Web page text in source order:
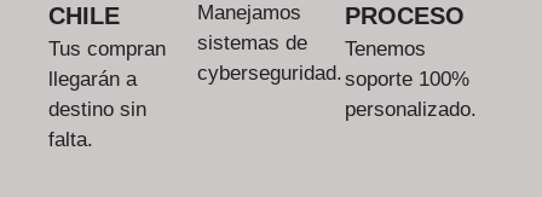
CHILE
Tus compran
llegarán a
destino sin
falta.
Manejamos
sistemas de
cyberseguridad.
PROCESO
Tenemos
soporte 100%
personalizado.